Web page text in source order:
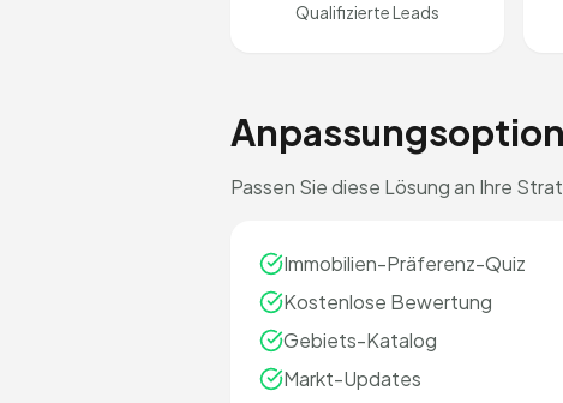
Qualifizierte Leads
Passen Sie diese Lösung an Ihre
Immobilien-Präferenz-Quiz
Kostenlose Bewertung
Gebiets-Katalog
Markt-Updates